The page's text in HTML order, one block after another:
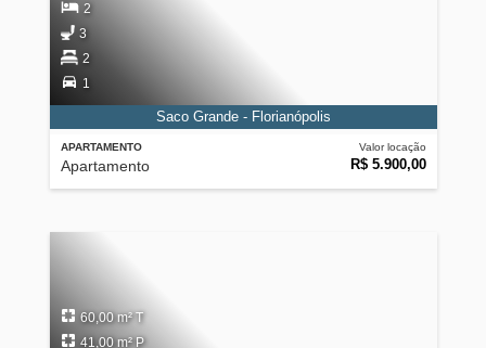
APARTAMENTO
Apartamento
Valor locação
R$ 5.900,00
2
3
2
1
Saco Grande - Florianópolis
60,00 m² T
41,00 m² P